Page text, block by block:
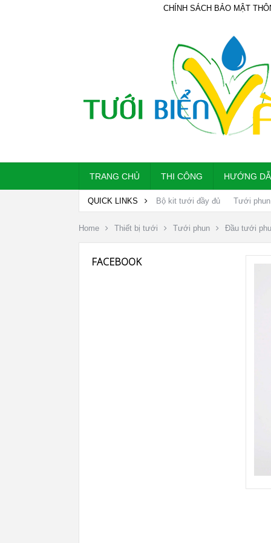
CHÍNH SÁCH BẢO MẬT
TRANG CHỦ THI CÔNG HƯỚNG
QUICK LINKS Bộ kit tưới đầy đủ Tưới phun
Home Thiết bị tưới Tưới phun Đầu tưới
FACEBOOK